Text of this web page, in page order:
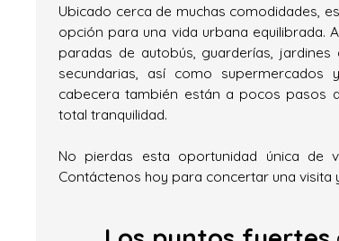
Ubicado cerca de muchas comodidades,
opción para una vida urbana equilibrada.
paradas de autobús, guarderías,
secundarias, así como supermercados
cabecera también están a pocos pasos
total tranquilidad.
No pierdas esta oportunidad única de
Contáctenos hoy para concertar una visita